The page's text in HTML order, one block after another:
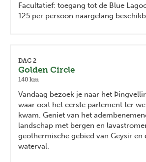
Facultatief: toegang tot de Blue
125 per persoon naargelang
DAG 2
Golden Circle
140 km
Vandaag bezoek je naar het
waar ooit het eerste parlement ter
kwam. Geniet van het
landschap met bergen en
geothermische gebied van Geysir en
waterval.